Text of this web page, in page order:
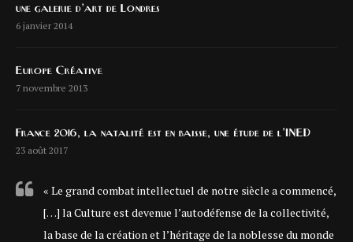
une galerie d’art de Londres
6 janvier 2014
Europe Créative
7 novembre 2013
France 2016, la natalité est en baisse, une étude de l’INED
23 août 2017
« Le grand combat intellectuel de notre siècle a commencé,
[…] la Culture est devenue l’autodéfense de la collectivité,
la base de la création et l’héritage de la noblesse du monde